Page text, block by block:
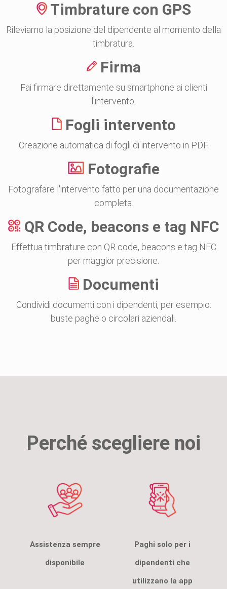
Timbrature con GPS
Rileviamo la posizione del dipendente al momento della
timbratura.
Firma
Fai firmare direttamente su smartphone ai clienti
l'intervento.
Fogli intervento
Creazione automatica di fogli di intervento in PDF.
Fotografie
Fotografare l'intervento fatto per una documentazione
completa.
QR Code, beacons e tag NFC
Effettua timbrature con QR code, beacons e tag NFC
per maggior precisione.
Documenti
Condividi documenti con i dipendenti, per esempio:
buste paghe o circolari aziendali.
Perché scegliere noi